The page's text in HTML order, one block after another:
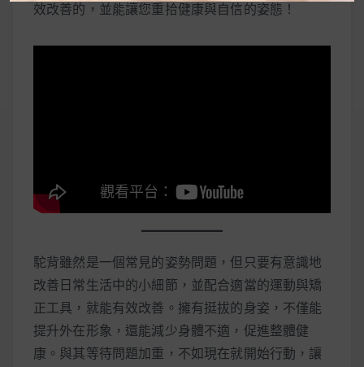
效改善的，並能讓您重拾健康與自信的姿態！
駝背雖然是一個常見的姿勢問題，但只要有意識地
改善日常生活中的小細節，並配合適當的運動與矯
正工具，就能有效改善。擁有挺拔的身姿，不僅能
提升外在形象，還能減少身體不適，促進整體健
康。與其等待問題加重，不如現在就開始行動，讓